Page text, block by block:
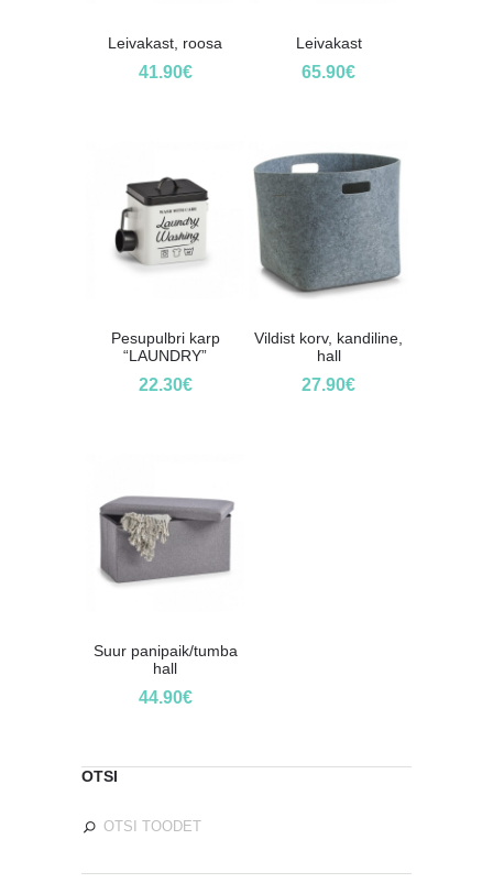
Leivakast, roosa
41.90€
Leivakast
65.90€
Pesupulbri karp
“LAUNDRY”
22.30€
Vildist korv, kandiline,
hall
27.90€
Suur panipaik/tumba
hall
44.90€
OTSI